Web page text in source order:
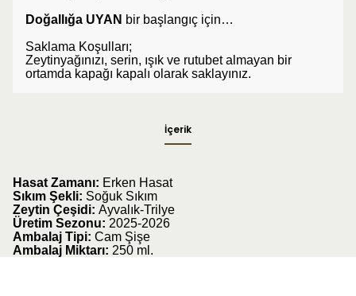
Doğallığa UYAN bir başlangıç için…
Saklama Koşulları;
Zeytinyağınızı, serin, ışık ve rutubet almayan bir
ortamda kapağı kapalı olarak saklayınız.
İçerik
Hasat Zamanı: Erken Hasat
Sıkım Şekli: Soğuk Sıkım
Zeytin Çeşidi: Ayvalık-Trilye
Üretim Sezonu: 2025-2026
Ambalaj Tipi: Cam Şişe
Ambalaj Miktarı: 250 ml.